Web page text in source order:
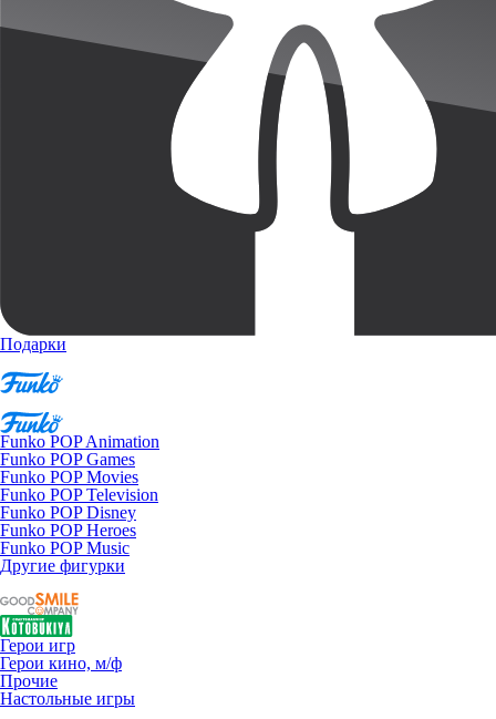
Подарки
Funko POP Animation
Funko POP Games
Funko POP Movies
Funko POP Television
Funko POP Disney
Funko POP Heroes
Funko POP Music
Другие фигурки
Герои игр
Герои кино, м/ф
Прочие
Настольные игры